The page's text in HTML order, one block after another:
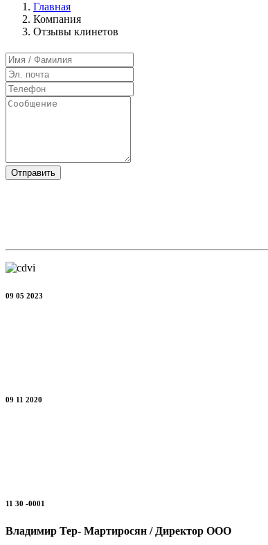
Главная
Компания
Отзывы клинетов
Отправить
09 05 2023
09 11 2020
11 30 -0001
Владимир Тер- Мартиросян / Директор ООО